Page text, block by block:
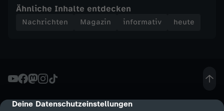
cmp-dialog-description
Deine Datenschutzeinstellungen
S
n
d
Ähnliche Inhalte entdecken
Nachrichten Magazin informativ heute